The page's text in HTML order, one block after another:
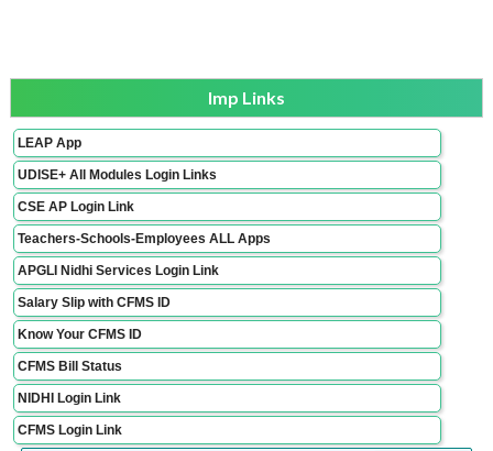
Imp Links
LEAP App
UDISE+ All Modules Login Links
CSE AP Login Link
Teachers-Schools-Employees ALL Apps
APGLI Nidhi Services Login Link
Salary Slip with CFMS ID
Know Your CFMS ID
CFMS Bill Status
NIDHI Login Link
CFMS Login Link